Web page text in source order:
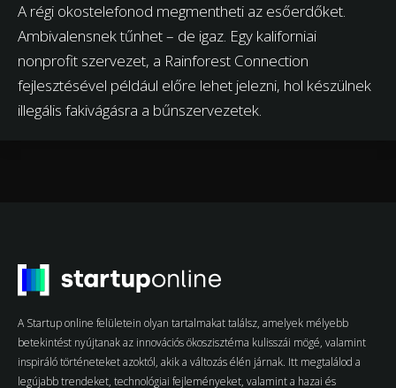
A régi okostelefonod megmentheti az esőerdőket.
Ambivalensnek tűnhet – de igaz. Egy kaliforniai
nonprofit szervezet, a Rainforest Connection
fejlesztésével például előre lehet jelezni, hol készülnek
illegális fakivágásra a bűnszervezetek.
A Startup online felületein olyan tartalmakat találsz, amelyek mélyebb
betekintést nyújtanak az innovációs ökoszisztéma kulisszái mögé, valamint
inspiráló történeteket azoktól, akik a változás élén járnak. Itt megtalálod a
legújabb trendeket, technológiai fejleményeket, valamint a hazai és